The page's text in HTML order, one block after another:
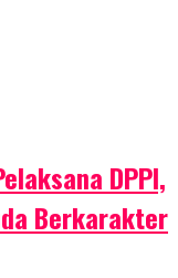
DPPI,
Berkarakter